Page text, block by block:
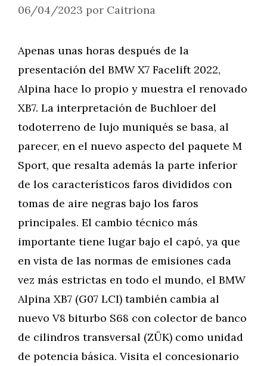
06/04/2023 por Caitriona
Apenas unas horas después de la
presentación del BMW X7 Facelift 2022,
Alpina hace lo propio y muestra el renovado
XB7. La interpretación de Buchloer del
todoterreno de lujo muniqués se basa, al
parecer, en el nuevo aspecto del paquete M
Sport, que resalta además la parte inferior
de los característicos faros divididos con
tomas de aire negras bajo los faros
principales. El cambio técnico más
importante tiene lugar bajo el capó, ya que
en vista de las normas de emisiones cada
vez más estrictas en todo el mundo, el BMW
Alpina XB7 (G07 LCI) también cambia al
nuevo V8 biturbo S68 con colector de banco
de cilindros transversal (ZÜK) como unidad
de potencia básica. Visita el concesionario